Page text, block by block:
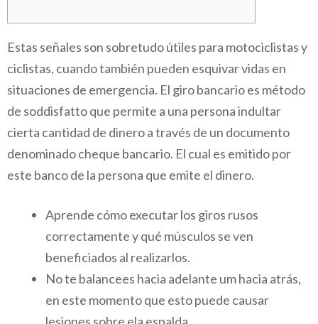
Estas señales son sobretudo útiles para motociclistas y
ciclistas, cuando también pueden esquivar vidas en
situaciones de emergencia. El giro bancario es método
de soddisfatto que permite a una persona indultar
cierta cantidad de dinero a través de un documento
denominado cheque bancario. El cual es emitido por
este banco de la persona que emite el dinero.
Aprende cómo executar los giros rusos
correctamente y qué músculos se ven
beneficiados al realizarlos.
No te balancees hacia adelante um hacia atrás,
en este momento que esto puede causar